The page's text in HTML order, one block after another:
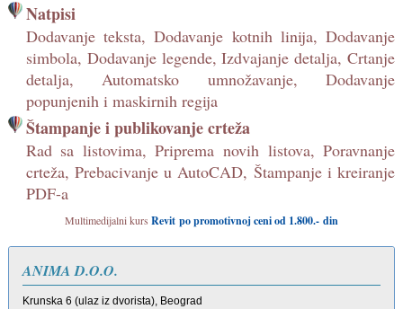
Natpisi
Dodavanje teksta, Dodavanje kotnih linija, Dodavanje
simbola, Dodavanje legende, Izdvajanje detalja, Crtanje
detalja, Automatsko umnožavanje, Dodavanje
popunjenih i maskirnih regija
Štampanje i publikovanje crteža
Rad sa listovima, Priprema novih listova, Poravnanje
crteža, Prebacivanje u AutoCAD, Štampanje i kreiranje
PDF-a
Multimedijalni kurs Revit po promotivnoj ceni od 1.800.- din
ANIMA D.O.O.
Krunska 6 (ulaz iz dvorista), Beograd